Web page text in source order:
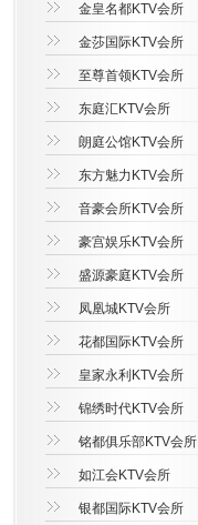
金皇名都KTV会所
金莎国际KTV会所
至尊首领KTV会所
东庭汇KTV会所
朗庭公馆KTV会所
东方魅力KTV会所
音豪会所KTV会所
豪宫娱乐KTV会所
盛源豪庭KTV会所
凤凰城KTV会所
花都国际KTV会所
皇家永利KTV会所
锦绣时代KTV会所
铭都俱乐部KTV会所
如江会KTV会所
银都国际KTV会所